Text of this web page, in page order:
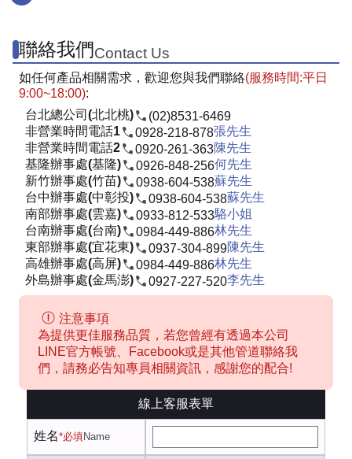
聯絡我們Contact Us
如任何產品相關需求，歡迎您與我們聯絡(服務時間:平日
9:00~18:00):
台北總公司(北北桃)
(02)8531-6469
非營業時間電話1
0928-218-878張先生
非營業時間電話2
0920-261-363陳先生
基隆辦事處(基隆)
0926-848-256何先生
新竹辦事處(竹苗)
0938-604-538蘇先生
台中辦事處(中彰投)
0938-604-538蘇先生
南部辦事處(雲嘉)
0933-812-533駱小姐
台南辦事處(台南)
0984-449-886林先生
東部辦事處(宜花東)
0937-304-899陳先生
高雄辦事處(高屏)
0984-449-886林先生
外島辦事處(金馬澎)
0927-227-520李先生
注意事項
為提供更佳服務品質，若您曾經有透過本公司
LINE官方帳號、Facebook或是其他管道聯絡我
們，請務必告知專員相關資訊，感謝您的配合!
線上客服表單
姓名*必填Name